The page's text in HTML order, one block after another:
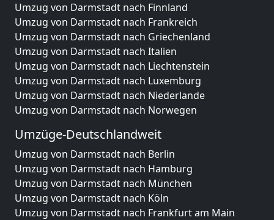
Umzug von Darmstadt nach Finnland
Umzug von Darmstadt nach Frankreich
Umzug von Darmstadt nach Griechenland
Umzug von Darmstadt nach Italien
Umzug von Darmstadt nach Liechtenstein
Umzug von Darmstadt nach Luxemburg
Umzug von Darmstadt nach Niederlande
Umzug von Darmstadt nach Norwegen
Umzüge-Deutschlandweit
Umzug von Darmstadt nach Berlin
Umzug von Darmstadt nach Hamburg
Umzug von Darmstadt nach München
Umzug von Darmstadt nach Köln
Umzug von Darmstadt nach Frankfurt am Main